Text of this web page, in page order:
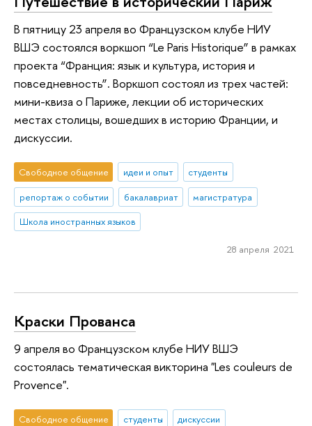
В пятницу 23 апреля во Французском клубе НИУ
ВШЭ состоялся воркшоп “Le Paris Historique” в рамках
проекта “Франция: язык и культура, история и
повседневность”. Воркшоп состоял из трех частей:
мини-квиза о Париже, лекции об исторических
местах столицы, вошедших в историю Франции, и
дискуссии.
Свободное общение идеи и опыт
студенты
репортаж о событии
бакалавриат
магистратура
Школа иностранных языков
28 апреля 2021
Краски Прованса
9 апреля во Французском клубе НИУ ВШЭ
состоялась тематическая викторина "Les couleurs de
Provence".
Свободное общение студенты
дискуссии